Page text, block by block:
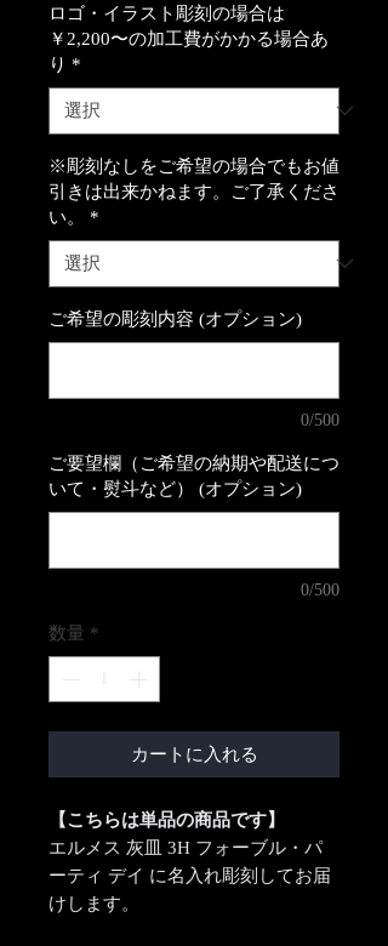
ロゴ・イラスト彫刻の場合は
￥2,200〜の加工費がかかる場合あ
り *
※彫刻なしをご希望の場合でもお値
引きは出来かねます。ご了承くださ
い。
*
ご希望の彫刻内容 (オプション)
0/500
ご要望欄（ご希望の納期や配送につ
いて・熨斗など） (オプション)
0/500
数量 *
カートに入れる
【こちらは単品の商品です】
エルメス 灰皿 3H フォーブル・パ
ーティ デイ に名入れ彫刻してお届
けします。